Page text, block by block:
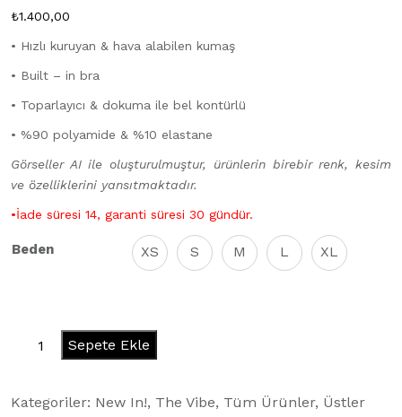
₺1.400,00
• Hızlı kuruyan & hava alabilen kumaş
• Built – in bra
• Toparlayıcı & dokuma ile bel kontürlü
• %90 polyamide & %10 elastane
Görseller AI ile oluşturulmuştur, ürünlerin birebir renk, kesim
ve özelliklerini yansıtmaktadır.
•İade süresi 14, garanti süresi 30 gündür.
Beden XS S M L XL
Baddie
Sepete Ekle
Kategoriler: New In!, The Vibe, Tüm Ürünler, Üstler